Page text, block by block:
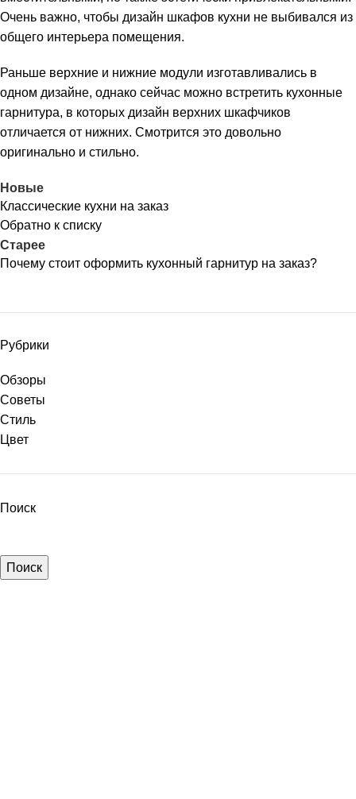
Очень важно, чтобы дизайн шкафов кухни не выбивался из
общего интерьера помещения.
Раньше верхние и нижние модули изготавливались в
одном дизайне, однако сейчас можно встретить кухонные
гарнитура, в которых дизайн верхних шкафчиков
отличается от нижних. Смотрится это довольно
оригинально и стильно.
Новые
Классические кухни на заказ
Обратно к списку
Старее
Почему стоит оформить кухонный гарнитур на заказ?
Рубрики
Обзоры
Советы
Стиль
Цвет
Поиск
Поиск